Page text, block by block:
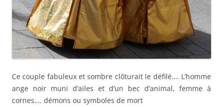
Ce couple fabuleux et sombre clôturait le défilé…. L’homme
ange noir muni d’ailes et d’un bec d’animal, femme à
cornes…. démons ou symboles de mort